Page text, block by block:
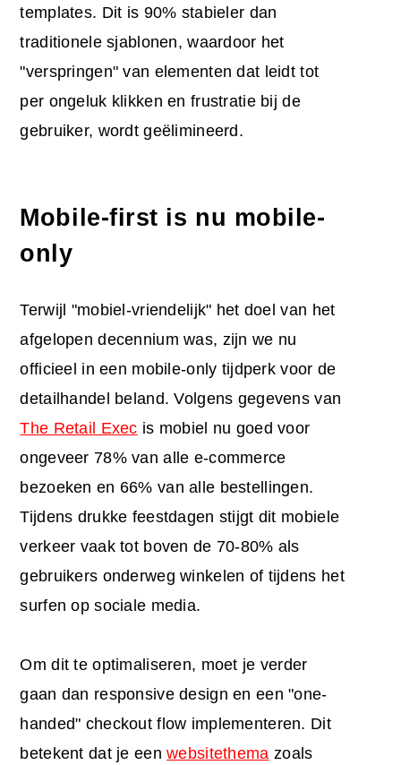
templates. Dit is 90% stabieler dan
traditionele sjablonen, waardoor het
"verspringen" van elementen dat leidt tot
per ongeluk klikken en frustratie bij de
gebruiker, wordt geëlimineerd.
Mobile-first is nu mobile-
only
Terwijl "mobiel-vriendelijk" het doel van het
afgelopen decennium was, zijn we nu
officieel in een mobile-only tijdperk voor de
detailhandel beland. Volgens gegevens van
The Retail Exec is mobiel nu goed voor
ongeveer 78% van alle e-commerce
bezoeken en 66% van alle bestellingen.
Tijdens drukke feestdagen stijgt dit mobiele
verkeer vaak tot boven de 70-80% als
gebruikers onderweg winkelen of tijdens het
surfen op sociale media.
Om dit te optimaliseren, moet je verder
gaan dan responsive design en een "one-
handed" checkout flow implementeren. Dit
betekent dat je eenwebsitethema zoals